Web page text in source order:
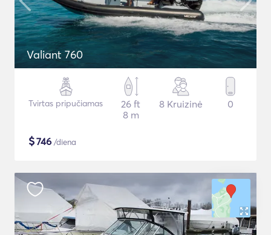
Valiant 760
Tvirtas pripučiamas
26 ft
8 m
8 Kruizinė 0
$746 /diena